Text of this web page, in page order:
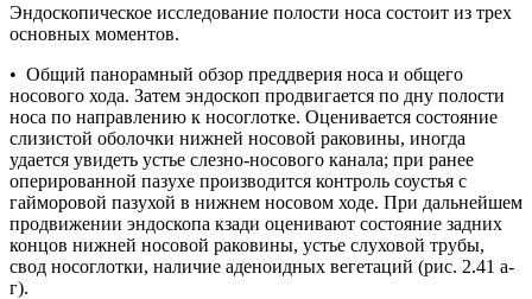
Эндоскопическое исследование полости носа состоит из трех
основных моментов.
• Общий панорамный обзор преддверия носа и общего
носового хода. Затем эндоскоп продвигается по дну полости
носа по направлению к носоглотке. Оценивается состояние
слизистой оболочки нижней носовой раковины, иногда
удается увидеть устье слезно-носового канала; при ранее
оперированной пазухе производится контроль соустья с
гайморовой пазухой в нижнем носовом ходе. При дальнейшем
продвижении эндоскопа кзади оценивают состояние задних
концов нижней носовой раковины, устье слуховой трубы,
свод носоглотки, наличие аденоидных вегетаций (рис. 2.41 а-
г).